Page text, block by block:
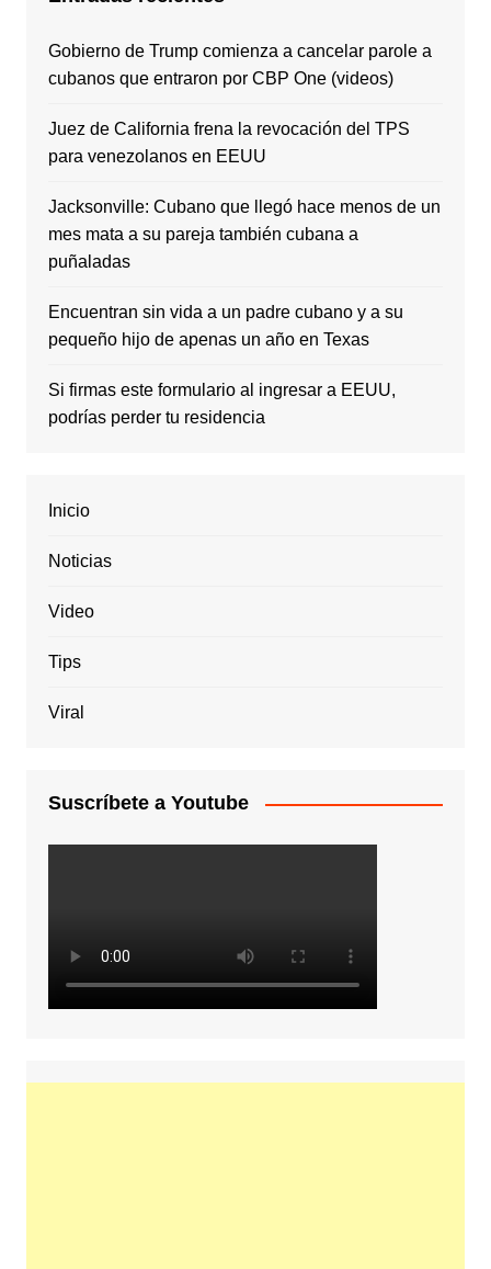
Gobierno de Trump comienza a cancelar parole a
cubanos que entraron por CBP One (videos)
Juez de California frena la revocación del TPS
para venezolanos en EEUU
Jacksonville: Cubano que llegó hace menos de un
mes mata a su pareja también cubana a
puñaladas
Encuentran sin vida a un padre cubano y a su
pequeño hijo de apenas un año en Texas
Si firmas este formulario al ingresar a EEUU,
podrías perder tu residencia
Inicio
Noticias
Video
Tips
Viral
Suscríbete a Youtube